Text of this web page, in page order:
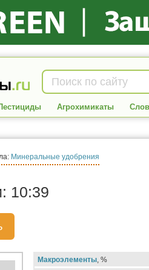
Агрохимикаты
Минеральные удобрения
10:39
Макроэлементы, %